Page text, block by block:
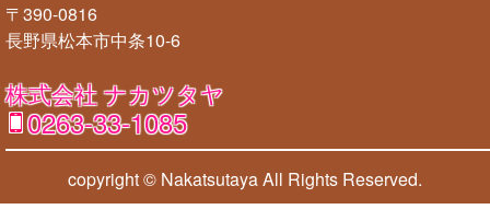
〒390-0816
長野県松本市中条10-6
株式会社 ナカツタヤ
0263-33-1085
copyright © NakatsutayaAll Rights Reserved.